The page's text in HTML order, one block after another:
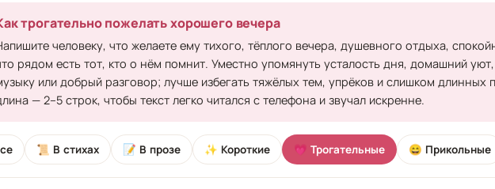
трогательно пожелать хорошего вечера
человеку, что желаете ему тихого, тёплого вечера, душевного отдыха,
рядом есть тот, кто о нём помнит. Уместно упомянуть усталость дня, домашний
или добрый разговор; лучше избегать тяжёлых тем, упрёков и слишком длинных
— 2–5 строк, чтобы текст легко читался с телефона и звучал искренне.
📜 В стихах 📝 В прозе ✨ Короткие 💗 Трогательные 😄 Прикольные